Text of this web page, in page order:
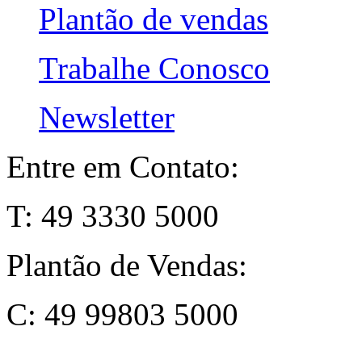
Plantão de vendas
Trabalhe Conosco
Newsletter
Entre em Contato:
T: 49 3330 5000
Plantão de Vendas:
C: 49 99803 5000